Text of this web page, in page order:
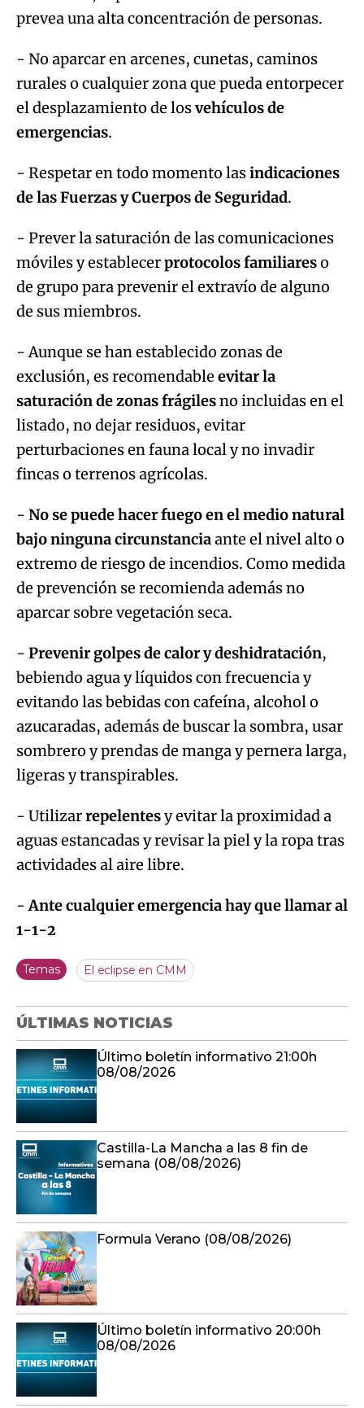
prevea una alta concentración de personas.
- No aparcar en arcenes, cunetas, caminos
rurales o cualquier zona que pueda entorpecer
el desplazamiento de losvehículos de
emergencias.
- Respetar en todo momento lasindicaciones
de las Fuerzas y Cuerpos de Seguridad.
- Prever la saturación de las comunicaciones
móviles y establecerprotocolos familiareso
de grupo para prevenir el extravío de alguno
de sus miembros.
- Aunque se han establecido zonas de
exclusión, es recomendable evitar la
saturación de zonas frágilesno incluidas en el
listado, no dejar residuos, evitar
perturbaciones en fauna local y no invadir
fincas o terrenos agrícolas.
- No se puede hacer fuego en el medio natural
bajo ninguna circunstanciaante el nivel alto o
extremo de riesgo de incendios. Como medida
de prevención se recomienda además no
aparcar sobre vegetación seca.
- Prevenir golpes de calor y deshidratación,
bebiendo agua y líquidos con frecuencia y
evitando las bebidas con cafeína, alcohol o
azucaradas, además de buscar la sombra, usar
sombrero y prendas de manga y pernera larga,
ligeras y transpirables.
- Utilizarrepelentesy evitar la proximidad a
aguas estancadas y revisar la piel y la ropa tras
actividades al aire libre.
-Ante cualquier emergencia hay que llamar al
1-1-2
Temas El eclipse en CMM
ÚLTIMAS NOTICIAS
Último boletín informativo 21:00h
08/08/2026
Castilla-La Mancha a las 8 fin de
semana (08/08/2026)
Formula Verano (08/08/2026)
Último boletín informativo 20:00h
08/08/2026